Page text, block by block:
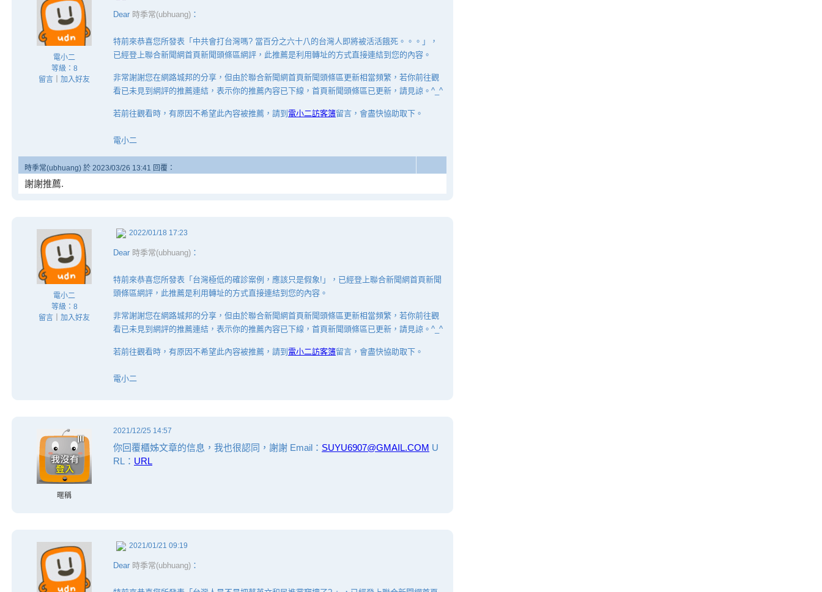
電小二
等級：8
留言
加入好友
Dear 時季常(ubhuang) ：
特前來恭喜您所發表「中共會打台灣嗎? 當百分之六十八的台灣人即將被活活餓死。。。」，
已經登上聯合新聞網首頁新聞頭條區網評，此推薦是利用轉址的方式直接連結到您的內容。
非常謝謝您在網路城邦的分享，但由於聯合新聞網首頁新聞頭條區更新相當頻繁，若你前往觀
看已未見到網評的推薦連結，表示你的推薦內容已下線，首頁新聞頭條區已更新，請見諒。^_^
若前往觀看時，有原因不希望此內容被推薦，請到 電小二訪客簿留言，會盡快協助取下。
電小二
時季常(ubhuang) 於 2023/03/26 13:41 回覆：
謝謝推薦.
電小二
等級：8
留言
加入好友
2022/01/18 17:23
Dear 時季常(ubhuang) ：
特前來恭喜您所發表「台灣極低的確診案例，應該只是假象!」，已經登上聯合新聞網首頁新聞
頭條區網評，此推薦是利用轉址的方式直接連結到您的內容。
非常謝謝您在網路城邦的分享，但由於聯合新聞網首頁新聞頭條區更新相當頻繁，若你前往觀
看已未見到網評的推薦連結，表示你的推薦內容已下線，首頁新聞頭條區已更新，請見諒。^_^
若前往觀看時，有原因不希望此內容被推薦，請到 電小二訪客簿留言，會盡快協助取下。
電小二
暱稱
2021/12/25 14:57
你回覆櫃姊文章的信息，我也很認同，謝謝 Email： SUYU6907@GMAIL.COM U
RL： URL
2021/01/21 09:19
Dear 時季常(ubhuang) ：